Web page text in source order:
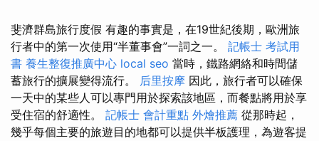
斐濟群島旅行度假 有趣的事實是，在19世紀後期，歐洲旅
行者中的第一次使用“半董事會”一詞之一。 記帳士 考試用
書 養生整復推廣中心 local seo 當時，鐵路網絡和時間儲
蓄旅行的擴展變得流行。 后里按摩 因此，旅行者可以確保
一天中的某些人可以專門用於探索該地區，而餐點將用於享
受住宿的舒適性。 記帳士 會計重點 外燴推薦 從那時起，
幾乎每個主要的旅遊目的地都可以提供半板護理，為遊客提